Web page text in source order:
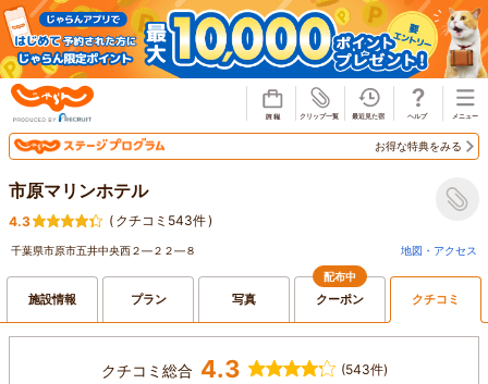
お得な特典をみる
市原マリンホテル
4.3 ( クチコミ543件)
千葉県市原市五井中央西２―２２―８ 地図・アクセス
施設情報 プラン 写真
配布中
クーポン クチコミ
クチコミ総合 4.3 (543件)